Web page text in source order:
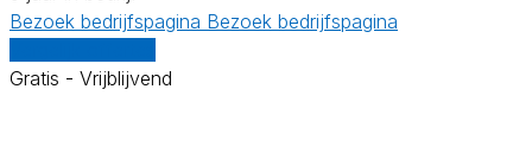
Bezoek bedrijfspagina Bezoek bedrijfspagina
Gratis - Vrijblijvend